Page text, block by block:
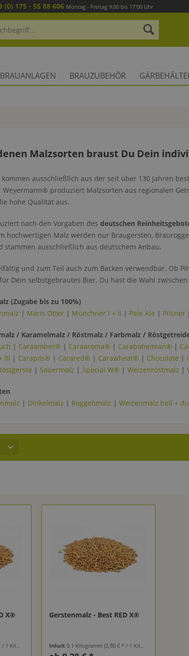
(0) 175 - 55 88 606 Montag - Freitag 9:00 bis 17:00 Uhr
BRAUANLAGEN BRAUZUBEHÖR
Malzsorten braust Du Dein
kommen ausschließlich aus der seit über 130 Jahren
Weyermann® produziert Malzsorten aus regionalen
hohe Qualität aus.
nach den Vorgaben des deutschen
hochwertigen Malz werden nur Braugersten,
stammen ausschließlich aus deutschem Anbau.
und zum Teil auch zum Backen verwendbar. Ob
für Dein selbstgebrautes Bier. Du hast die Wahl zwischen
(Zugabe bis zu 100%)
| Maris Otter | Münchner I + II | Pale Ale | Pilsner |
/ Karamelmalz / Röstmalz / Farbmalz /
| Caraamber® | Caraaroma® | Carabohemian® |
III | Carapils® | Carared® | Carawheat® | Chocolate |
| Sauermalz | Special W® | Weizenröstmalz |
| Dinkelmalz | Roggenmalz | Weizenmalz hell +
X®
Gerstenmalz - Best RED X®
Inhalt0.1 Kilogramm(2,80 € * / 1 Kilogramm)